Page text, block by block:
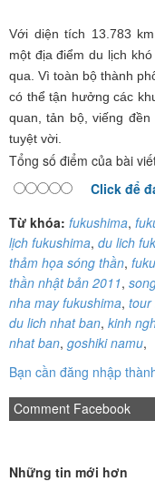
Với diện tích 13.783
một địa điểm du lịch
qua. Vì toàn bộ thành
có thể tận hưởng các
quan, tản bộ, viếng
tuyệt vời.
Tổng số điểm của bài
Click để
Từ khóa: fukushima,
lịch fukushima, du lich
thảm họa sóng thần,
thần nhật bản 2011,
nha may fukushima, tour
du lich nhat ban, kinh
nhat ban, goshiki namu,
Bạn cần đăng nhập
Comment Facebook
Những tin mới hơn